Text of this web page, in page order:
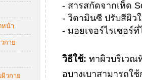
หน้า
กาย
วกาย
- สารสกัดจากเห็ด
- วิตามินซี ปรับสีผิว
- มอยเจอร์ไรเซอร์
วิธีใช้: ทาผิวบริเว
อบางเบาสามารถใ